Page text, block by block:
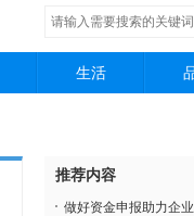
生活
推荐内容
做好资金申报助力企